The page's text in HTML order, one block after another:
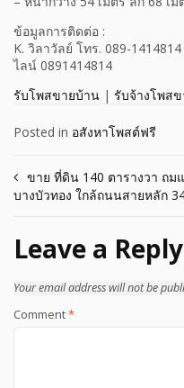
ข้อมูลการติดต่อ :
K. วิลาวัลย์ โทร. 089-1414814
ไลน์ 0891414814
รับโพสขายบ้าน | รับจ้างโพส
Posted in อสังหาโพสต์ฟรี
Post
ขาย ที่ดิน 140 ตารางวา ถม
บางบัวทอง ใกล้ถนนสายหลัก
Leave a Reply
Your email address will not be
Comment*